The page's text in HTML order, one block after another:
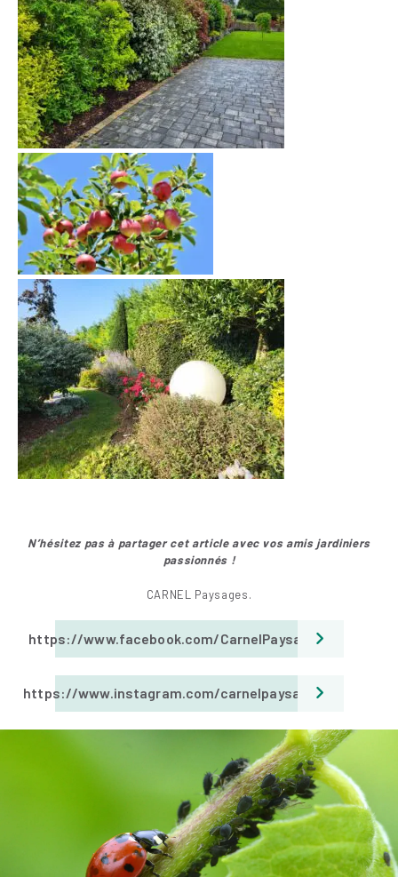
N’hésitez pas à partager cet article avec vos amis jardiniers
passionnés !
CARNEL Paysages.
https://www.facebook.com/CarnelPaysages
https://www.instagram.com/carnelpaysages/